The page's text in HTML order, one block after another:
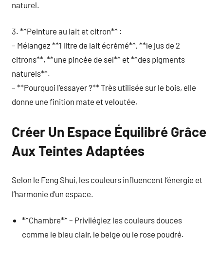
naturel.
3. **Peinture au lait et citron** :
– Mélangez **1 litre de lait écrémé**, **le jus de 2
citrons**, **une pincée de sel** et **des pigments
naturels**.
– **Pourquoi l’essayer ?** Très utilisée sur le bois, elle
donne une finition mate et veloutée.
Créer Un Espace Équilibré Grâce
Aux Teintes Adaptées
Selon le Feng Shui, les couleurs influencent l’énergie et
l’harmonie d’un espace.
**Chambre** – Privilégiez les couleurs douces
comme le bleu clair, le beige ou le rose poudré.